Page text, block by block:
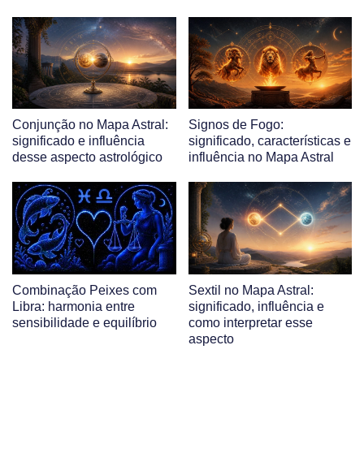
Conjunção no Mapa Astral:
significado e influência
desse aspecto astrológico
Signos de Fogo:
significado, características e
influência no Mapa Astral
Combinação Peixes com
Libra: harmonia entre
sensibilidade e equilíbrio
Sextil no Mapa Astral:
significado, influência e
como interpretar esse
aspecto